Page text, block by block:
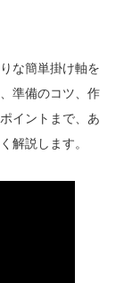
な簡単掛け軸を
準備のコツ、作
イントまで、あ
解説します。